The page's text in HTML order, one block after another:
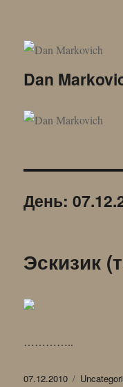
Dan
День:
Эскизик
…………..
Опубликовано
07.12.2010 Рубрики